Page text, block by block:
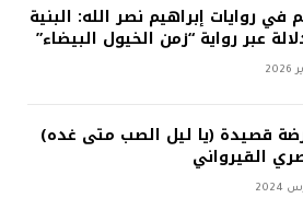
في روايات إبراهيم نصر الله: البنية
عبر رواية “زمن الخيول البيضاء”
قصيدة (يا ليل الصب متى غده)
القيرواني